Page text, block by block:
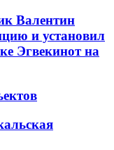
Валентин
и установил
Эгвекинот на